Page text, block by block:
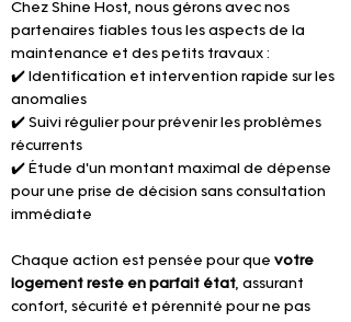
Chez Shine Host, nous gérons avec nos
partenaires fiables tous les aspects de la
maintenance et des petits travaux :
✔️ Identification et intervention rapide sur les
anomalies
✔️ Suivi régulier pour prévenir les problèmes
récurrents
✔️ Étude d'un montant maximal de dépense
pour une prise de décision sans consultation
immédiate
Chaque action est pensée pour que votre
logement reste en parfait état, assurant
confort, sécurité et pérennité pour ne pas